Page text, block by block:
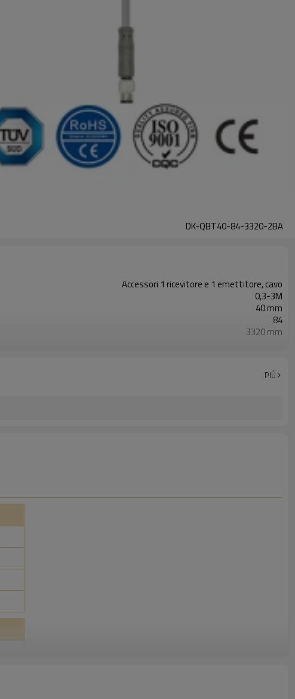
DK-QBT40-84-3320-2BA
Accessori 1 ricevitore e 1 emettitore, cavo
0,3-3M
40 mm
84
3320 mm
TÜV CE, Cina GB, certificato ISO UL-FCC, TIPO 4
PIÙ